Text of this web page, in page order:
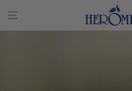
NAAR ARTIKEL